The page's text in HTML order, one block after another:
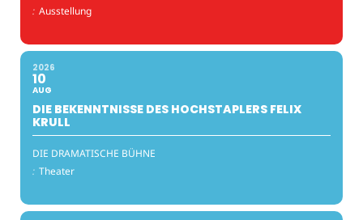
: Ausstellung
2026
10
AUG
DIE BEKENNTNISSE DES HOCHSTAPLERS FELIX
KRULL
DIE DRAMATISCHE BÜHNE
: Theater